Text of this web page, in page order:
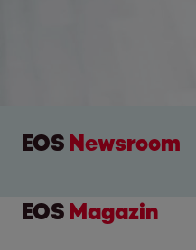
EOS Newsroom
EOS Magazin